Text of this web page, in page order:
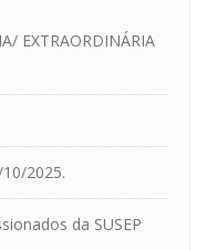
EXTRAORDINÁRIA
2025.
da SUSEP